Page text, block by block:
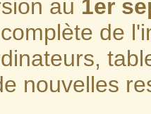
au 1er
de
nouvelles